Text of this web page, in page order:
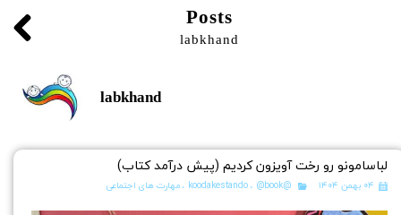
Posts
labkhand
labkhand
لباسامونو رو رخت آویزون کردیم (پیش درآمد کتاب)
۰۴ بهمن ۱۴۰۴ @koodakestando ، @book ،مهارت های اجتماعی